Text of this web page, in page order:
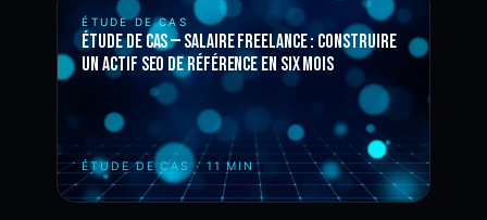
ÉTUDE DE CAS
Étude de cas — Salaire Freelance : construire
un actif SEO de référence en six mois
ÉTUDE DE CAS · 11 MIN